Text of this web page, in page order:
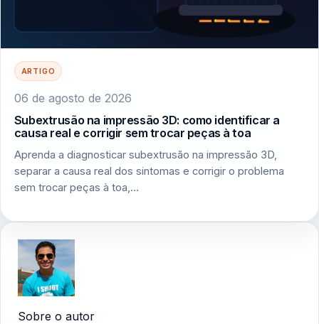
ARTIGO
06 de agosto de 2026
Subextrusão na impressão 3D: como identificar a
causa real e corrigir sem trocar peças à toa
Aprenda a diagnosticar subextrusão na impressão 3D,
separar a causa real dos sintomas e corrigir o problema
sem trocar peças à toa,…
Sobre o autor